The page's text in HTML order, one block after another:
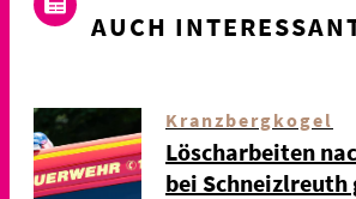
AUCH
Kranzbergkogel
Löscharbeiten
bei